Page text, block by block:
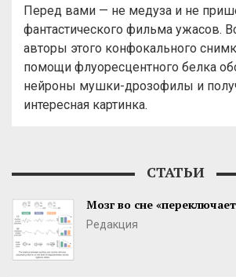
Перед вами — не медуза и не
фантастического фильма ужасов.
авторы этого конфокального
помощи флуоресцентного белка
нейроны мушки-дрозофилы и
интересная картинка.
СТАТЬИ
Мозг во сне
Редакция